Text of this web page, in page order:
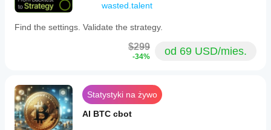
wasted.talent
Find the settings. Validate the strategy.
$299
-34% od 69 USD/mies.
Statystyki na żywo
AI BTC cbot